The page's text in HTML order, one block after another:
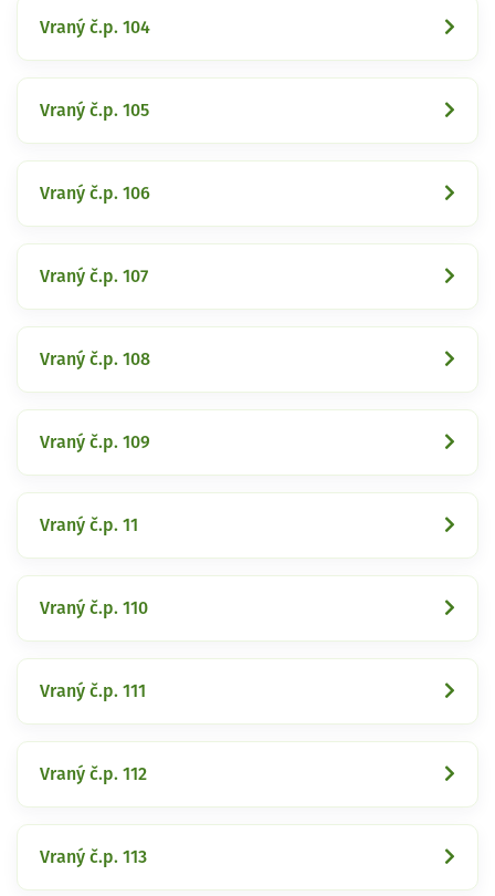
Vraný č.p. 104
Vraný č.p. 105
Vraný č.p. 106
Vraný č.p. 107
Vraný č.p. 108
Vraný č.p. 109
Vraný č.p. 11
Vraný č.p. 110
Vraný č.p. 111
Vraný č.p. 112
Vraný č.p. 113